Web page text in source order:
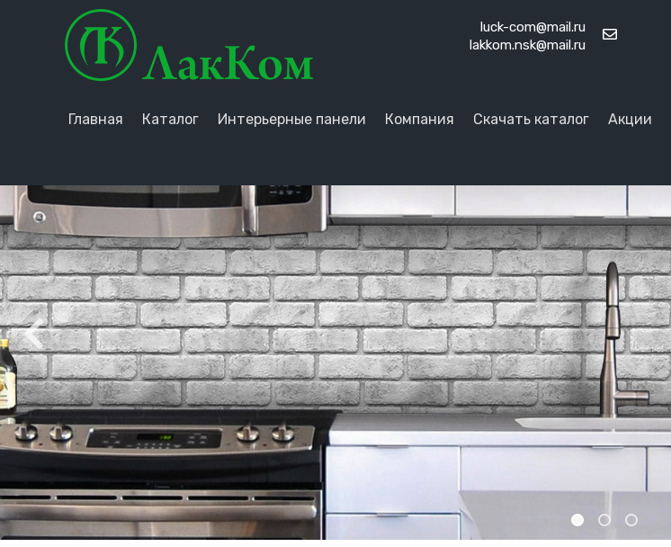
luck-com@mail.ru
lakkom.nsk@mail.ru
Главная Каталог Интерьерные панели Компания Скачать каталог Акции